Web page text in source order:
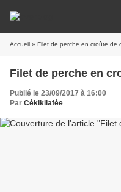
Accueil » Filet de perche en croûte de
Filet de perche en
Publié le 23/09/2017 à 16:00
Par Cékikilafée